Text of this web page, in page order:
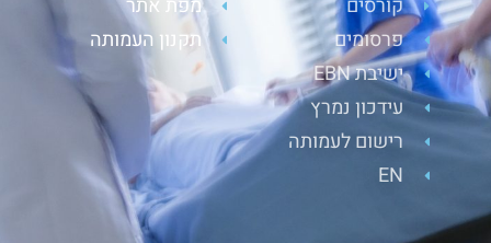
קורסים
פרסומים
ישיבת EBN
עידכון נמרץ
רישום לעמותה
EN
מפת אתר
תקנון העמותה